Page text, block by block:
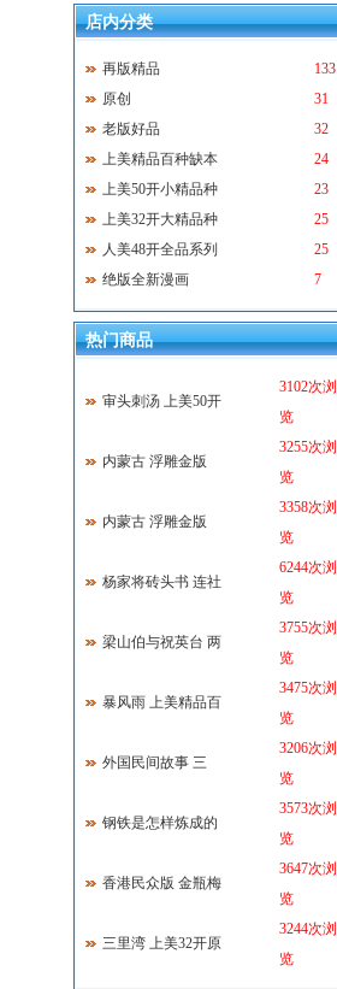
收！ 郑州连友第二次订单8月13日已
快递寄出，圆通邮件编号1354648240
请注意查收！ 齐齐哈尔冯先生订单
2011年3月3日已快递寄出，韵达邮件
编号1200328329686 请注意查收！
店内分类
再版精品
133
原创
31
老版好品
32
上美精品百种缺本
24
上美50开小精品种
23
上美32开大精品种
25
人美48开全品系列
25
绝版全新漫画
7
热门商品
审头刺汤 上美50开
3102次浏
览
内蒙古 浮雕金版
3255次浏
览
内蒙古 浮雕金版
3358次浏
览
杨家将砖头书 连社
6244次浏
览
梁山伯与祝英台 两
3755次浏
览
暴风雨 上美精品百
3475次浏
览
外国民间故事 三
3206次浏
览
钢铁是怎样炼成的
3573次浏
览
香港民众版 金瓶梅
3647次浏
览
三里湾 上美32开原
3244次浏
览